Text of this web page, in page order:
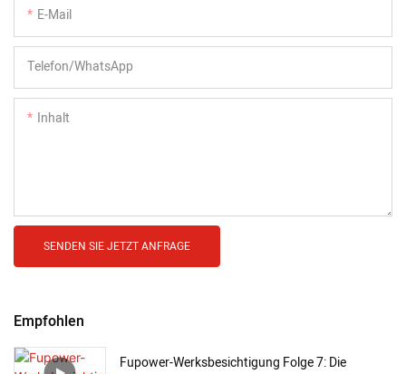
E-Mail
Telefon/WhatsApp
Inhalt
SENDEN SIE JETZT ANFRAGE
Empfohlen
Fupower-Werksbesichtigung Folge 7: Die